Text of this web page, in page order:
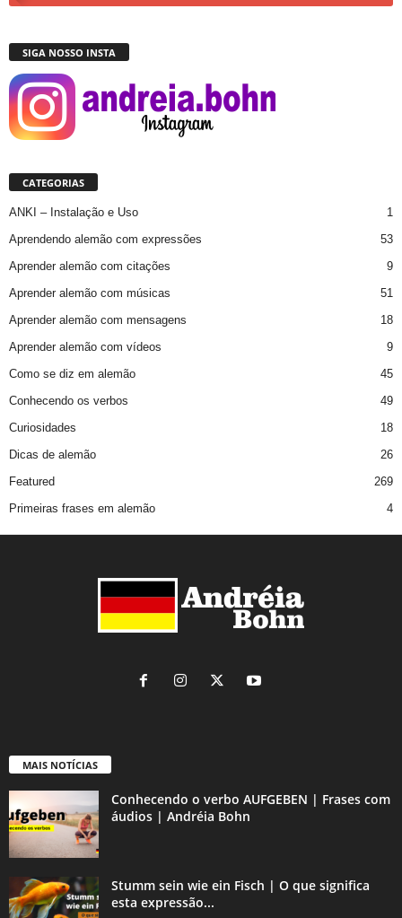
SIGA NOSSO INSTA
CATEGORIAS
ANKI – Instalação e Uso
1
Aprendendo alemão com expressões
53
Aprender alemão com citações
9
Aprender alemão com músicas
51
Aprender alemão com mensagens
18
Aprender alemão com vídeos
9
Como se diz em alemão
45
Conhecendo os verbos
49
Curiosidades
18
Dicas de alemão
26
Featured
269
Primeiras frases em alemão
4
MAIS NOTÍCIAS
Conhecendo o verbo AUFGEBEN | Frases com
áudios | Andréia Bohn
Stumm sein wie ein Fisch | O que significa
esta expressão...